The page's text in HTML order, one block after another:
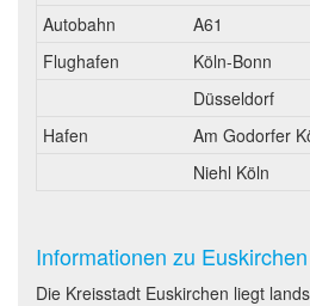
Autobahn
A61
Flughafen
Köln-Bonn
Düsseldorf
Hafen
Am Godorfer
Niehl Köln
Informationen zu Euskirchen
Die Kreisstadt Euskirchen liegt